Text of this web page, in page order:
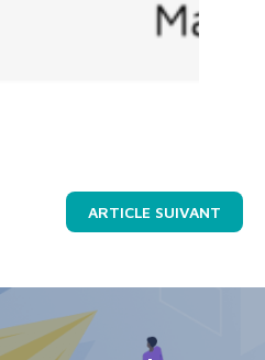
ARTICLE SUIVANT